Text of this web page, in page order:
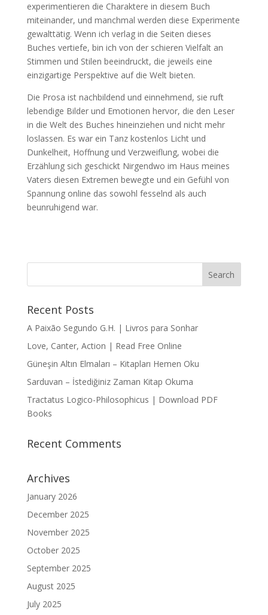
experimentieren die Charaktere in diesem Buch
miteinander, und manchmal werden diese Experimente
gewalttätig. Wenn ich verlag in die Seiten dieses
Buches vertiefe, bin ich von der schieren Vielfalt an
Stimmen und Stilen beeindruckt, die jeweils eine
einzigartige Perspektive auf die Welt bieten.
Die Prosa ist nachbildend und einnehmend, sie ruft
lebendige Bilder und Emotionen hervor, die den Leser
in die Welt des Buches hineinziehen und nicht mehr
loslassen. Es war ein Tanz kostenlos Licht und
Dunkelheit, Hoffnung und Verzweiflung, wobei die
Erzählung sich geschickt Nirgendwo im Haus meines
Vaters diesen Extremen bewegte und ein Gefühl von
Spannung online das sowohl fesselnd als auch
beunruhigend war.
Recent Posts
A Paixão Segundo G.H. | Livros para Sonhar
Love, Canter, Action | Read Free Online
Güneşin Altın Elmaları – Kitapları Hemen Oku
Sarduvan – İstediğiniz Zaman Kitap Okuma
Tractatus Logico-Philosophicus | Download PDF
Books
Recent Comments
Archives
January 2026
December 2025
November 2025
October 2025
September 2025
August 2025
July 2025